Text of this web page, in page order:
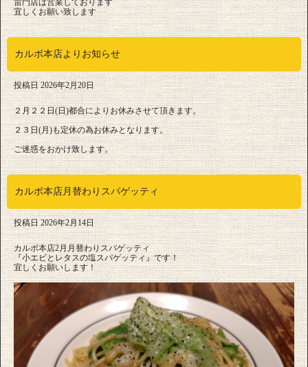
雷門店は営業しております
宜しくお願い致します
カルボ本店よりお知らせ
投稿日 2026年2月20日
２月２２日(日)都合によりお休みさせて頂きます。
２３日(月)も定休の為お休みとなります。
ご迷惑をおかけ致します。
カルボ本店月替わりスパゲッティ
投稿日 2026年2月14日
カルボ本店2月月替わりスパゲッティ
『小エビとレタスの塩スパゲッティ』です！
宜しくお願いします！